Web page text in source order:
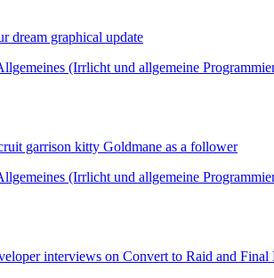
dream graphical update
(Irrlicht und allgemeine
garrison kitty Goldmane as a follower
(Irrlicht und allgemeine
interviews on Convert to Raid and Final